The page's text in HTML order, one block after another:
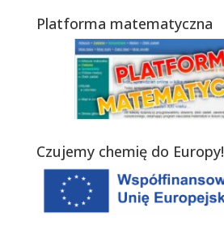
Platforma matematyczna
Czujemy chemię do Europy!